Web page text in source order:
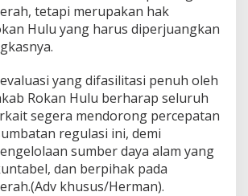
tetapi merupakan hak
Hulu yang harus diperjuangkan
yang difasilitasi penuh oleh
Rokan Hulu berharap seluruh
segera mendorong percepatan
regulasi ini, demi
sumber daya alam yang
dan berpihak pada
khusus/Herman).